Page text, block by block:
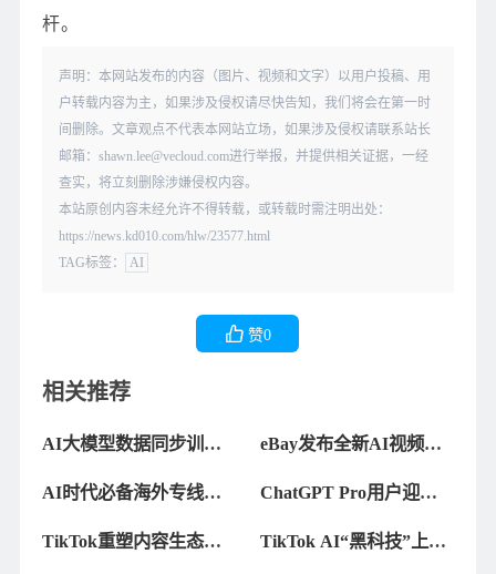
杆。
声明：本网站发布的内容（图片、视频和文字）以用户投稿、用
户转载内容为主，如果涉及侵权请尽快告知，我们将会在第一时
间删除。文章观点不代表本网站立场，如果涉及侵权请联系站长
邮箱：shawn.lee@vecloud.com进行举报，并提供相关证据，一经
查实，将立刻删除涉嫌侵权内容。
本站原创内容未经允许不得转载，或转载时需注明出处：
https://news.kd010.com/hlw/23577.html
TAG标签：
AI
赞0
相关推荐
AI大模型数据同步训练
eBay发布全新AI视频生
商品曝光度
AI时代必备海外专线助
ChatGPT Pro用户迎来
Operator
TikTok重塑内容生态，
TikTok AI“黑科技”上